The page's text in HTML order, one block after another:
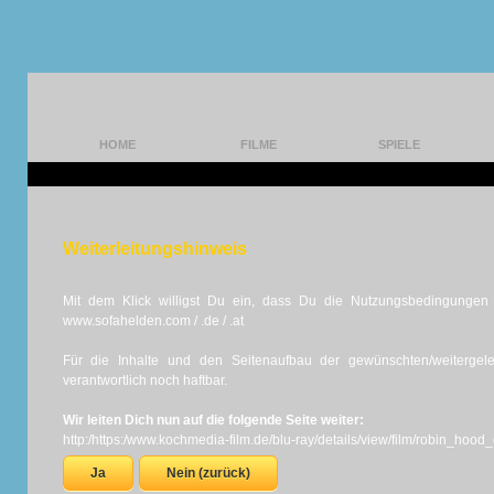
HOME FILME SPIELE
Weiterleitungshinweis
Mit dem Klick willigst Du ein, dass Du die
www.sofahelden.com / .de / .at
Für die Inhalte und den Seitenaufbau der gewünschten/
verantwortlich noch haftbar.
Wir leiten Dich nun auf die folgende Seite weiter:
http:/https:/www.kochmedia-film.de/blu-ray/details/view/film/
Ja Nein (zurück)